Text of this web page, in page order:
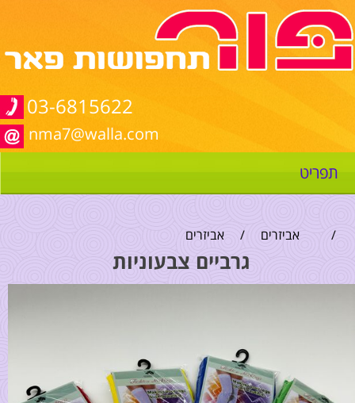
03-6815622
nma7@walla.com
תפריט
/ אביזרים / אביזרים
גרביים צבעוניות